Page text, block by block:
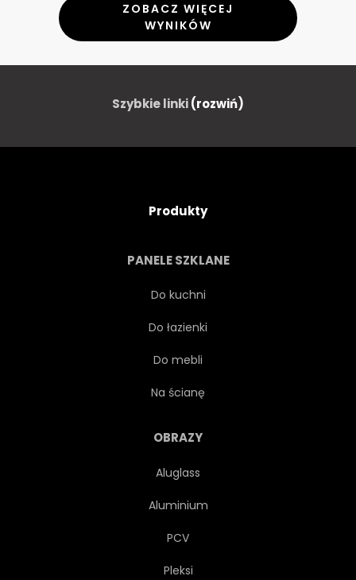
ZOBACZ WIĘCEJ
WYNIKÓW
Szybkie linki(rozwiń)
Produkty
PANELE SZKLANE
Do kuchni
Do łazienki
Do mebli
Na ścianę
OBRAZY
Aluglass
Aluminium
PCV
Pleksi